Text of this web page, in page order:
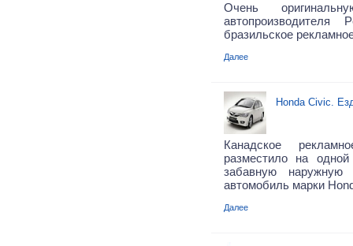
Очень
автопроизводителя
бразильское
Далее
Honda Civic.
Канадское
разместило на
забавную наружную
автомобиль марки
Далее